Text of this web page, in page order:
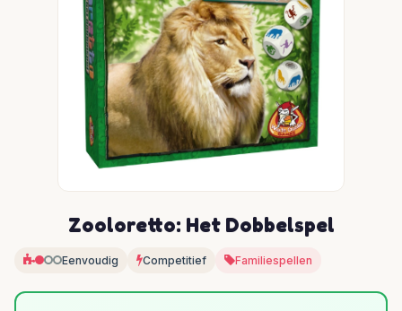
Zooloretto: Het Dobbelspel
Eenvoudig Competitief Familiespellen